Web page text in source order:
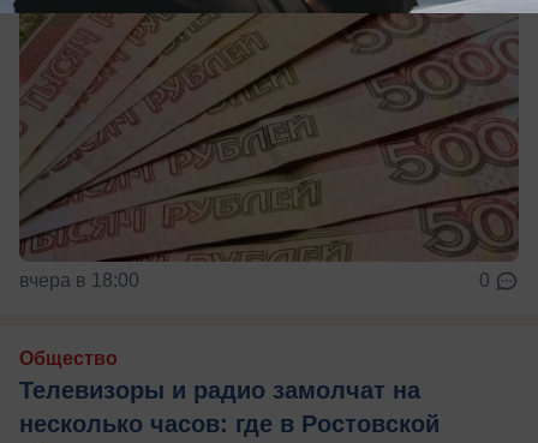
вчера в 18:00 0
Общество
Телевизоры и радио замолчат на
несколько часов: где в Ростовской